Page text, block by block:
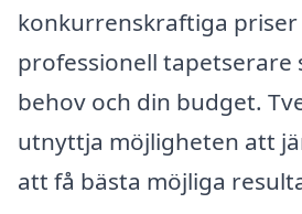
konkurrenskraftiga
professionell tapetserare
behov och din budget.
utnyttja möjligheten att
att få bästa möjliga